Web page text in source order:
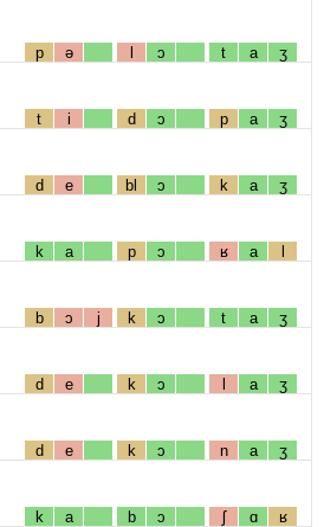
p ə l ɔ t a ʒ
t i d ɔ p a ʒ
d e bl ɔ k a ʒ
k a p ɔ ʁ a l
b ɔ j k ɔ t a ʒ
d e k ɔ l a ʒ
d e k ɔ n a ʒ
k a b ɔ ʃ ɑ ʁ